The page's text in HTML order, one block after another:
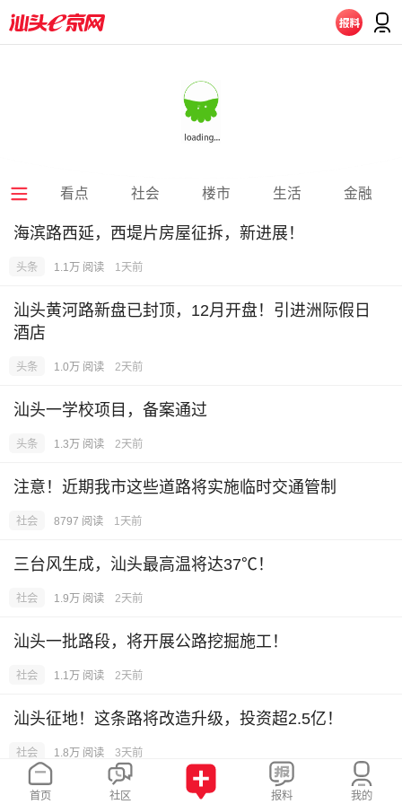
看点 社会 楼市 生活 金融
海滨路西延，西堤片房屋征拆，新进展！
头条 1.1万 阅读 1天前
汕头黄河路新盘已封顶，12月开盘！引进洲际假日
酒店
头条 1.0万 阅读 2天前
汕头一学校项目，备案通过
头条 1.3万 阅读 2天前
注意！近期我市这些道路将实施临时交通管制
社会 8797 阅读 1天前
三台风生成，汕头最高温将达37℃！
社会 1.9万 阅读 2天前
汕头一批路段，将开展公路挖掘施工！
社会 1.1万 阅读 2天前
汕头征地！这条路将改造升级，投资超2.5亿！
社会 1.8万 阅读 3天前
汕头新增一批交通监控！附抓拍路口名单
首页 社区 报料 我的